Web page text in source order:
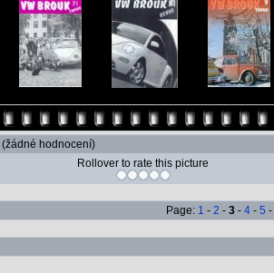
(žádné hodnocení)
Rollover to rate this picture
Page: 1 - 2 - 3 - 4 - 5 -